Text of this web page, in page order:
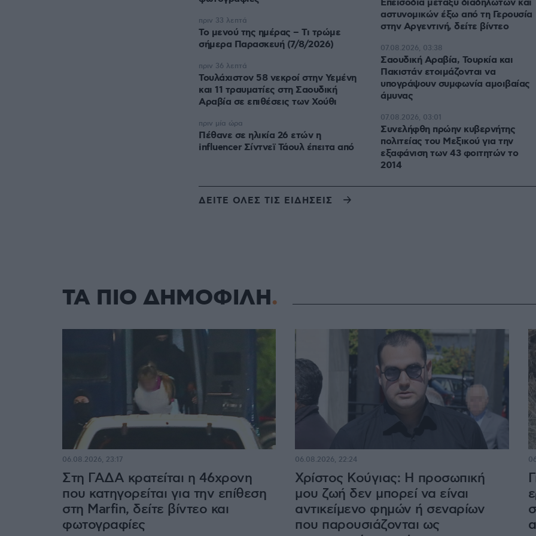
Το μενού της ημέρας – Τι τρώμε
σήμερα Παρασκευή (7/8/2026)
πριν 33 λεπτά
Τουλάχιστον 58 νεκροί στην Υεμένη
και 11 τραυματίες στη Σαουδική
Αραβία σε επιθέσεις των Χούθι
πριν 36 λεπτά
Πέθανε σε ηλικία 26 ετών η
influencer Σίντνεϊ Τάουλ έπειτα από
πριν μία ώρα
Επεισόδια μεταξύ διαδηλωτών και
αστυνομικών έξω από τη Γερουσία
στην Αργεντινή, δείτε βίντεο
Σαουδική Αραβία, Τουρκία και
Πακιστάν ετοιμάζονται να
υπογράψουν συμφωνία αμοιβαίας
άμυνας
07.08.2026, 03:38
Συνελήφθη πρώην κυβερνήτης
πολιτείας του Μεξικού για την
εξαφάνιση των 43 φοιτητών το
2014
07.08.2026, 03:01
ΔΕΙΤΕ ΟΛΕΣ ΤΙΣ ΕΙΔΗΣΕΙΣ
ΤΑ ΠΙΟ ΔΗΜΟΦΙΛΗ
Στη ΓΑΔΑ κρατείται η 46χρονη
που κατηγορείται για την επίθεση
στη Marfin, δείτε βίντεο και
φωτογραφίες
06.08.2026, 23:17
Χρίστος Κούγιας: Η προσωπική
μου ζωή δεν μπορεί να είναι
αντικείμενο φημών ή σεναρίων
που παρουσιάζονται ως
06.08.2026, 22:24